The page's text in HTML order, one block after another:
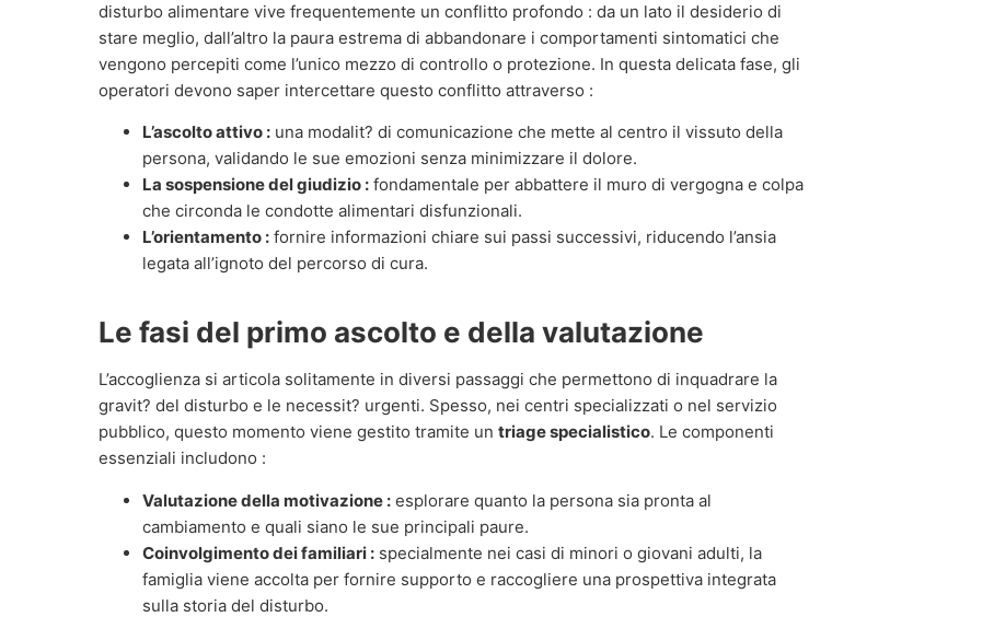
disturbo alimentare vive frequentemente un conflitto profondo : da un lato il desiderio di
stare meglio, dall’altro la paura estrema di abbandonare i comportamenti sintomatici che
vengono percepiti come l’unico mezzo di controllo o protezione. In questa delicata fase, gli
operatori devono saper intercettare questo conflitto attraverso :
L’ascolto attivo : una modalit? di comunicazione che mette al centro il vissuto della
persona, validando le sue emozioni senza minimizzare il dolore.
La sospensione del giudizio : fondamentale per abbattere il muro di vergogna e colpa
che circonda le condotte alimentari disfunzionali.
L’orientamento : fornire informazioni chiare sui passi successivi, riducendo l’ansia
legata all’ignoto del percorso di cura.
Le fasi del primo ascolto e della valutazione
L’accoglienza si articola solitamente in diversi passaggi che permettono di inquadrare la
gravit? del disturbo e le necessit? urgenti. Spesso, nei centri specializzati o nel servizio
pubblico, questo momento viene gestito tramite un triage specialistico. Le componenti
essenziali includono :
Valutazione della motivazione : esplorare quanto la persona sia pronta al
cambiamento e quali siano le sue principali paure.
Coinvolgimento dei familiari : specialmente nei casi di minori o giovani adulti, la
famiglia viene accolta per fornire supporto e raccogliere una prospettiva integrata
sulla storia del disturbo.